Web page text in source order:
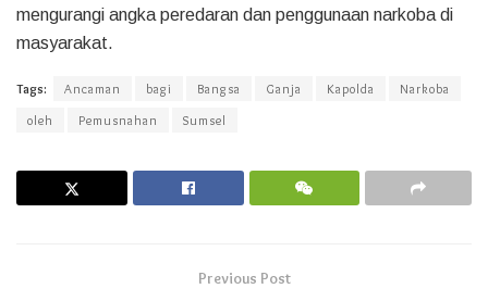
mengurangi angka peredaran dan penggunaan narkoba di
masyarakat.
Tags: Ancaman bagi Bangsa Ganja Kapolda
Narkoba
oleh
Pemusnahan Sumsel
Previous Post